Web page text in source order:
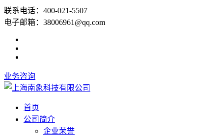
联系电话：400-021-5507
电子邮箱：38006961@qq.com
业务咨询
首页
公司简介
企业荣誉